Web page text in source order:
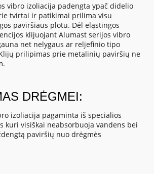
vibro izoliacija padengta ypač didelio
tvirtai ir patikimai prilima visu
paviršiaus plotu. Dėl eląstingos
klijuojant Alumast serijos vibro
net nelygaus ar reljefinio tipo
prilipimas prie metalinių paviršių ne
DRĖGMEI:
izoliacija pagaminta iš specialios
kuri visiškai neabsorbuoja vandens bei
paviršių nuo drėgmės